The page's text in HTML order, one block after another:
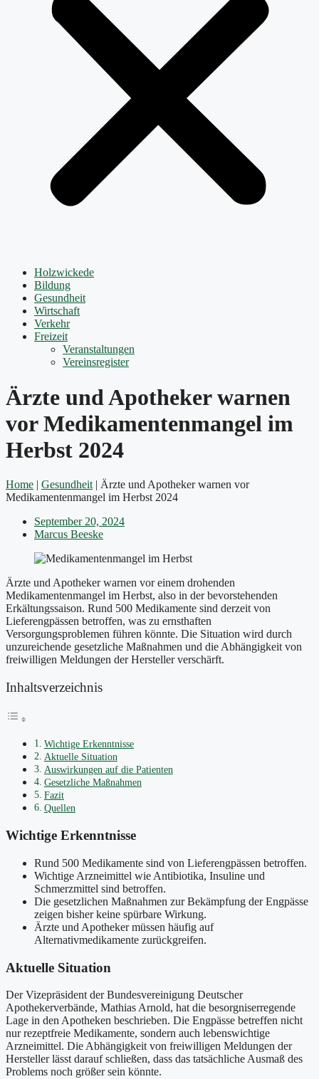
Holzwickede
Bildung
Gesundheit
Wirtschaft
Verkehr
Freizeit
Veranstaltungen
Vereinsregister
Ärzte und Apotheker warnen
vor Medikamentenmangel im
Herbst 2024
Home | Gesundheit | Ärzte und Apotheker warnen vor
Medikamentenmangel im Herbst 2024
September 20, 2024
Marcus Beeske
Ärzte und Apotheker warnen vor einem drohenden
Medikamentenmangel im Herbst, also in der bevorstehenden
Erkältungssaison. Rund 500 Medikamente sind derzeit von
Lieferengpässen betroffen, was zu ernsthaften
Versorgungsproblemen führen könnte. Die Situation wird durch
unzureichende gesetzliche Maßnahmen und die Abhängigkeit von
freiwilligen Meldungen der Hersteller verschärft.
Inhaltsverzeichnis
Wichtige Erkenntnisse
Aktuelle Situation
Auswirkungen auf die Patienten
Gesetzliche Maßnahmen
Fazit
Quellen
Wichtige Erkenntnisse
Rund 500 Medikamente sind von Lieferengpässen betroffen.
Wichtige Arzneimittel wie Antibiotika, Insuline und
Schmerzmittel sind betroffen.
Die gesetzlichen Maßnahmen zur Bekämpfung der Engpässe
zeigen bisher keine spürbare Wirkung.
Ärzte und Apotheker müssen häufig auf
Alternativmedikamente zurückgreifen.
Aktuelle Situation
Der Vizepräsident der Bundesvereinigung Deutscher
Apothekerverbände, Mathias Arnold, hat die besorgniserregende
Lage in den Apotheken beschrieben. Die Engpässe betreffen nicht
nur rezeptfreie Medikamente, sondern auch lebenswichtige
Arzneimittel. Die Abhängigkeit von freiwilligen Meldungen der
Hersteller lässt darauf schließen, dass das tatsächliche Ausmaß des
Problems noch größer sein könnte.